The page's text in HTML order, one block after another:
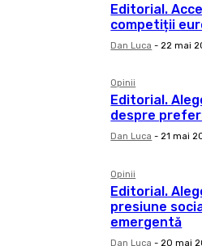
Editorial.
competiții
Dan Luca - 22 mai
Opinii
Editorial.
despre
Dan Luca - 21 mai
Opinii
Editorial.
presiune
emergentă
Dan Luca - 20 mai